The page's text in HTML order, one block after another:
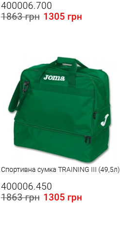
400006.700
1863 грн 1305 грн
Спортивна сумка TRAINING III (49,5л)
400006.450
1863 грн 1305 грн